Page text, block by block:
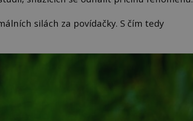
silách za povídačky. S čím tedy